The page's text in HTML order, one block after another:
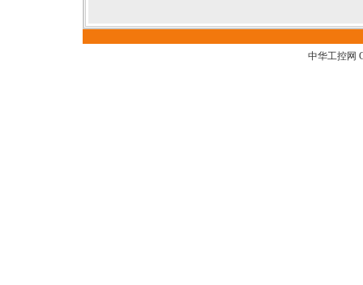
中华工控网